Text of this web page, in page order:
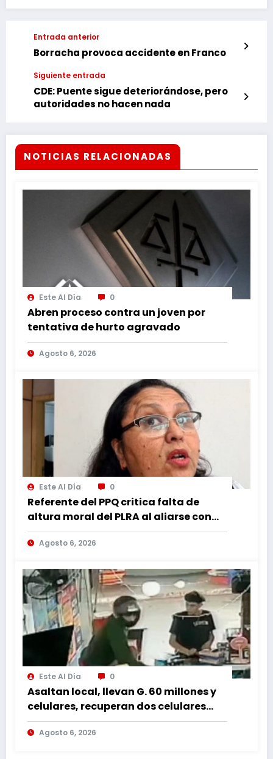
Entrada anterior
Borracha provoca accidente en Franco
Siguiente entrada
CDE: Puente sigue deteriorándose, pero
autoridades no hacen nada
NOTICIAS RELACIONADAS
Este Al Día 0
Abren proceso contra un joven por
tentativa de hurto agravado
Agosto 6, 2026
Este Al Día 0
Referente del PPQ critica falta de
altura moral del PLRA al aliarse con
corruptos
Agosto 6, 2026
Este Al Día 0
Asaltan local, llevan G. 60 millones y
celulares, recuperan dos celulares
mediante rastreo y persecución
Agosto 6, 2026